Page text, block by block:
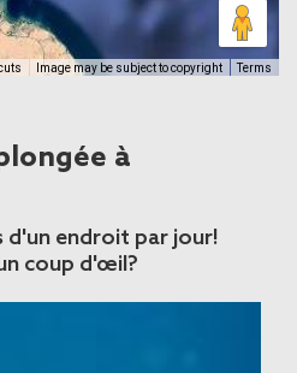
Image may be subject to copyright Terms
à
d'un endroit par jour!
coup d'œil?